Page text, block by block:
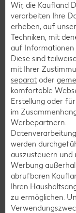
Wir, die Kaufland
verarbeiten Ihre
erheben, auf
Techniken, mit
auf Informationen
Diese sind
mit Ihrer
separat oder
komfortable
Erstellung oder
im
Werbepartnern.
werden
auszusteuern und
Werbung
abrufbaren
Ihren
zu ermöglichen.